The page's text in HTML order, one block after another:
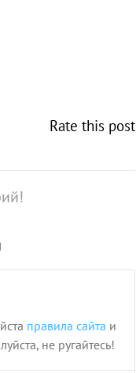
Rate this post
правила сайта и
не ругайтесь!